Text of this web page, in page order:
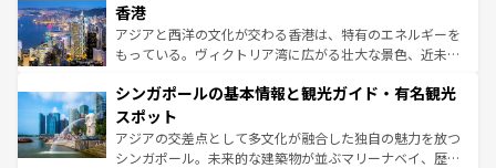
とつ。フォーやバインミー、ベトナムコーヒーなどは、ぜ
ひ現地で味わいたい。どの地域を訪れてもあたたかい人々
が旅行者を迎えてくれるので、きっと忘れられない旅にな
参照してほしい。
の活気が交差している。北部ではチェンマイなどの山岳地
帯で自然と触れ合い、南部ではプーケットやクラビの美し
いビーチでリゾート気分を楽しむことができる。タイ料理
激する。気候は一年中温暖で、どの季節にも異なる楽しみ
が待っている。親しみやすいタイの人々、仏教を中心とし
た文化、そして多様な観光資源が、訪れる旅人を魅了し続
ける。 なお、新着のタイ情報はコンテンツ一覧を参照して
香港
アジアと西洋の文化が交わる香港は、特有のエネルギーを
もっている。ヴィクトリア湾に広がる壮大な景色、近未来
み、どこを訪れても感動するはず。観光スポットが密集し
ており、効率よく見どころを回れるのも魅力。息をのむよ
うな絶景から文化的な体験まで、香港を存分に楽しみ尽く
そう。 なお、新着の香港情報はコンテンツ一覧を参照して
シンガポールの基本情報と観光ガイド・有名観光
スポット
アジアの交差点として多文化が融合した独自の魅力を放つ
シンガポール。未来的な建築物が並ぶマリーナベイ、歴史